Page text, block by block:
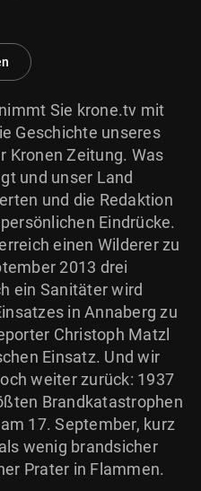
2026
Sie krone.tv mit
Geschichte unseres
Kronen Zeitung. Was
und unser Land
und die Redaktion
Eindrücke.
einen Wilderer zu
2013 drei
ein Sanitäter wird
in Annaberg zu
Christoph Matzl
Einsatz. Und wir
weiter zurück: 1937
Brandkatastrophen
17. September, kurz
wenig brandsicher
Prater in Flammen.